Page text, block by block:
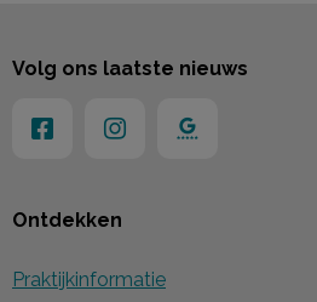
Ontdekken
Praktijkinformatie
Volg ons laatste nieuws